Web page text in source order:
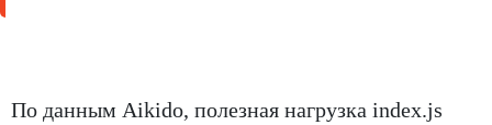
По данным Aikido, полезная нагрузка index.js